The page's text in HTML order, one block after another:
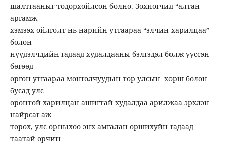
шалтгааныг тодорхойлсон болно. Зохиогчид “алтан
аргамж
хэмээх ойлголт нь нарийн утгаараа “элчин харилцаа”
болон
нүүдэлчдийн гадаад худалдааны бэлгэдэл болж үүссэн
бөгөөд
өргөн утгаараа монголчуудын төр улсын хөрш болон
бусад улс
оронтой харилцан ашигтай худалдаа арилжаа эрхлэн
найрсаг аж
төрөх, улс орныхоо энх амгалан оршихуйн гадаад
таатай орчин